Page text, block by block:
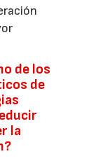
de los
de
la